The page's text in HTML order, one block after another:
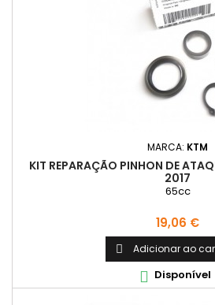
MARCA: KTM
KIT REPARAÇÃO PINHON DE
2017
65cc
Preço
19,06 €
 Adicionar ao
 Disponível